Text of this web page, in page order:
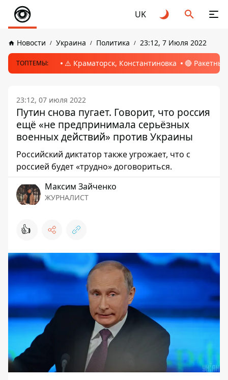
UK
Новости Украина Политика 23:12, 7 Июля 2022
ТОПТЕМЫ: ⚠️ Краматорск, Константиновка 🔴
23:12, 07 июля 2022
Путин снова пугает. Говорит, что россия
ещё «не предпринимала серьёзных
военных действий» против Украины
Российский диктатор также угрожает, что с
россией будет «трудно» договориться.
Максим Зайченко
ЖУРНАЛИСТ
👍